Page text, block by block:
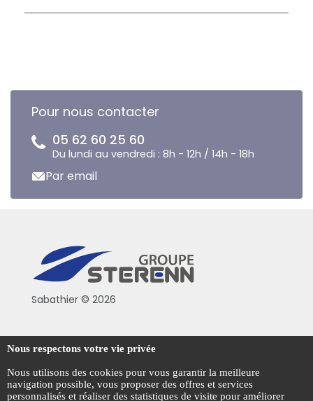
Pour nous contacter
05 62 60 25 60
Du lundi au vendredi : 8h - 12h / 14h - 18h
Par email
Sabathier © 2026
Politique de confidentialité
Conditions générales de vente
Mentions légales
Nous respectons votre vie privée
Nous utilisons des cookies pour vous garantir la meilleure
navigation possible, vous proposer des offres et services
personnalisés et réaliser des statistiques de visite pour améliorer